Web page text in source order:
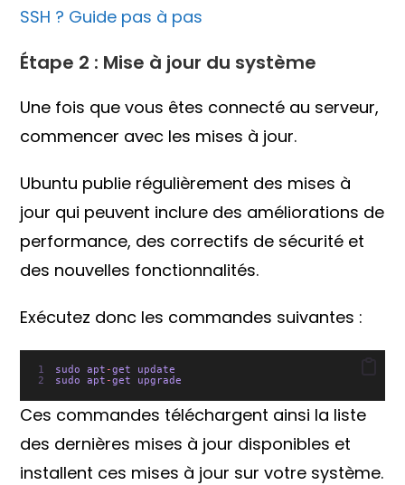
SSH ? Guide pas à pas
Étape 2 : Mise à jour du système
Une fois que vous êtes connecté au serveur,
commencer avec les mises à jour.
Ubuntu publie régulièrement des mises à
jour qui peuvent inclure des améliorations de
performance, des correctifs de sécurité et
des nouvelles fonctionnalités.
Exécutez donc les commandes suivantes :
sudo apt -get update
sudo apt -get upgrade
Ces commandes téléchargent ainsi la liste
des dernières mises à jour disponibles et
installent ces mises à jour sur votre système.